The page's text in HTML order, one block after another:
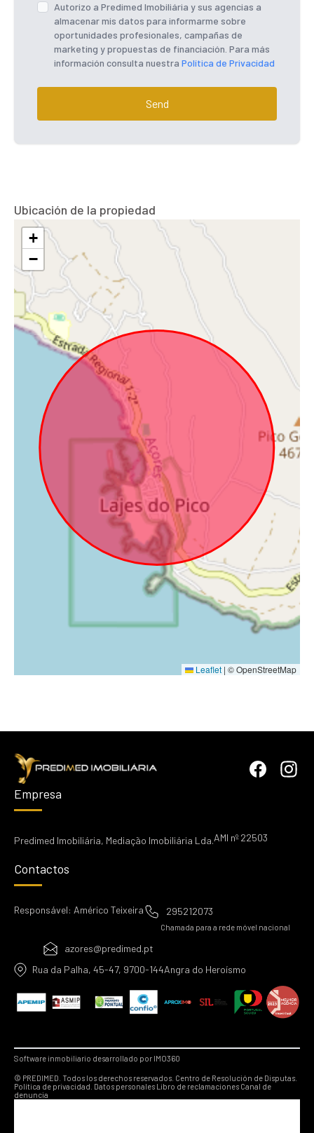
Autorizo ​​a Predimed Imobiliária y sus agencias a
almacenar mis datos para informarme sobre
oportunidades profesionales, campañas de
marketing y propuestas de financiación. Para más
información consulta nuestra Política de Privacidad
Send
Ubicación de la propiedad
+
−
Leaflet | © OpenStreetMap
Empresa
Predimed Imobiliária, Mediação Imobiliária Lda.AMI nº 22503
Contactos
Responsável: Américo Teixeira 295212073
Chamada para a rede móvel nacional
azores@predimed.pt
Rua da Palha, 45-47, 9700-144Angra do Heroísmo
Software inmobiliario desarrollado por IMO360
© PREDIMED. Todos los derechos reservados. Centro de Resolución de Disputas.
Política de privacidad. Datos personalesLibro de reclamaciones Canal de
denuncia